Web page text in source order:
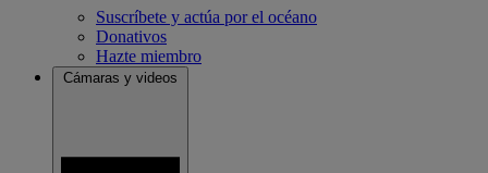
Suscríbete y actúa por el océano
Donativos
Hazte miembro
Cámaras y videos